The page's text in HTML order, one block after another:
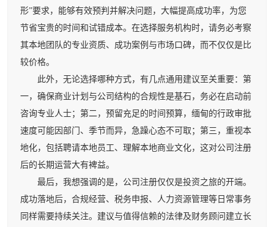
形”要求，能够有效预判并解决问题，大幅提高成功率，为您
节省宝贵的时间和试错成本。在选择服务机构时，请务必考察
其本地团队的专业资质、成功案例与市场口碑，而不仅仅是比
较价格。
此外，无论选择哪种方式，有几点通用建议至关重要：第
一，确保商业计划与公司结构的合规性是基石，务必在启动前
咨询专业人士；第二，预留充足的时间预算，缅甸的行政审批
速度可能因部门、季节而异，急躁心态不可取；第三，重视本
地化，包括聘请本地员工、理解本地商业文化，这对公司注册
后的长期运营大有裨益。
最后，我想强调的是，公司注册仅仅是投资之旅的开端。
成功落地后，合规经营、税务申报、人力资源管理等日常事务
同样需要持续关注。建议与值得信赖的法律及财务顾问建立长